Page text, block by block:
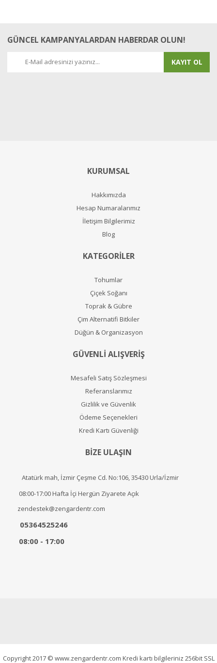
GÜNCEL KAMPANYALARDAN HABERDAR OLUN!
KAYIT OL
KURUMSAL
Hakkımızda
Hesap Numaralarımız
İletişim Bilgilerimiz
Blog
KATEGORİLER
Tohumlar
Çiçek Soğanı
Toprak & Gübre
Çim Alternatifi Bitkiler
Düğün & Organizasyon
GÜVENLİ ALIŞVERİŞ
Mesafeli Satış Sözleşmesi
Referanslarımız
Gizlilik ve Güvenlik
Ödeme Seçenekleri
Kredi Kartı Güvenliği
BİZE ULAŞIN
Atatürk mah, İzmir Çeşme Cd. No:106, 35430 Urla/İzmir
08:00-17:00 Hafta İçi Hergün Ziyarete Açık
zendestek@zengardentr.com
05364525246
08:00 - 17:00
Copyright 2017 © www.zengardentr.com Kredi kartı bilgileriniz 256bit SSL